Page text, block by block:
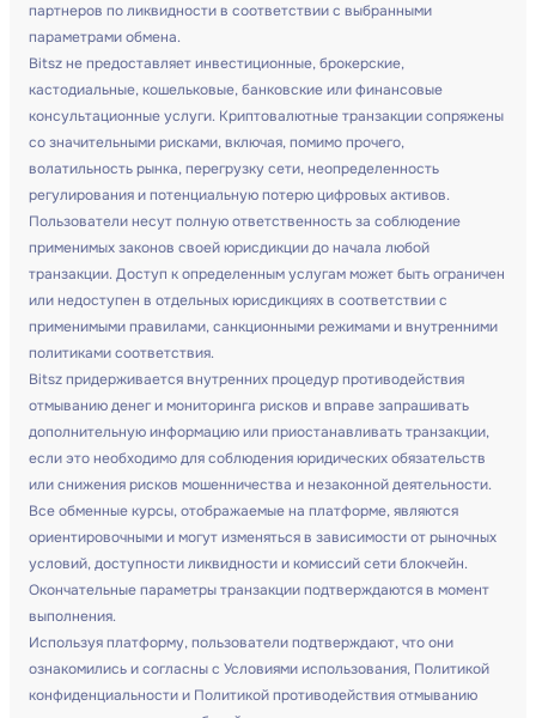
партнеров по ликвидности в соответствии с выбранными
параметрами обмена.
Bitsz не предоставляет инвестиционные, брокерские,
кастодиальные, кошельковые, банковские или финансовые
консультационные услуги. Криптовалютные транзакции сопряжены
со значительными рисками, включая, помимо прочего,
волатильность рынка, перегрузку сети, неопределенность
регулирования и потенциальную потерю цифровых активов.
Пользователи несут полную ответственность за соблюдение
применимых законов своей юрисдикции до начала любой
транзакции. Доступ к определенным услугам может быть ограничен
или недоступен в отдельных юрисдикциях в соответствии с
применимыми правилами, санкционными режимами и внутренними
политиками соответствия.
Bitsz придерживается внутренних процедур противодействия
отмыванию денег и мониторинга рисков и вправе запрашивать
дополнительную информацию или приостанавливать транзакции,
если это необходимо для соблюдения юридических обязательств
или снижения рисков мошенничества и незаконной деятельности.
Все обменные курсы, отображаемые на платформе, являются
ориентировочными и могут изменяться в зависимости от рыночных
условий, доступности ликвидности и комиссий сети блокчейн.
Окончательные параметры транзакции подтверждаются в момент
выполнения.
Используя платформу, пользователи подтверждают, что они
ознакомились и согласны с Условиями использования, Политикой
конфиденциальности и Политикой противодействия отмыванию